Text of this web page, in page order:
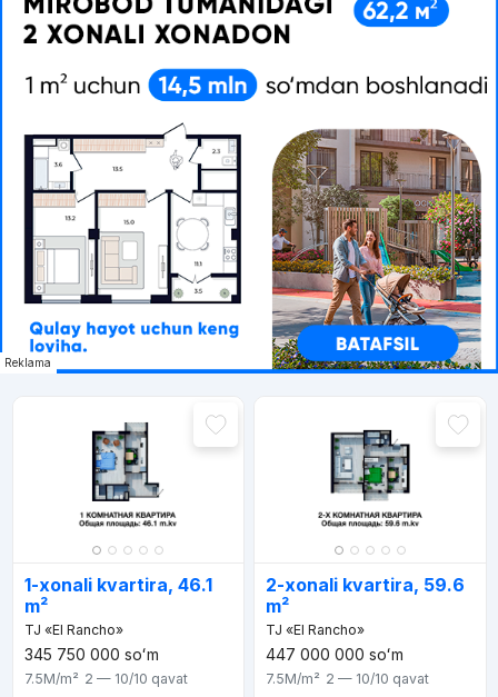
Reklama
1-xonali kvartira, 46.1
m²
TJ «El Rancho»
345 750 000 soʻm
7.5M/m² 2 — 10/10 qavat
2-xonali kvartira, 59.6
m²
TJ «El Rancho»
447 000 000 soʻm
7.5M/m² 2 — 10/10 qavat